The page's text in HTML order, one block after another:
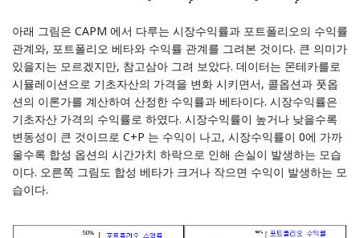
아래 그림은 CAPM 에서 다루는 시장수익률과 포트폴리오의 수익률
관계와, 포트폴리오 베타와 수익률 관계를 그려본 것이다. 큰 의미가
있을지는 모르겠지만, 참고삼아 그려 보았다. 데이터는 몬테카를로
시뮬레이션으로 기초자산의 가격을 변화 시키면서, 콜옵션과 풋옵
션의 이론가를 계산하여 산정한 수익률과 베타이다. 시장수익률은
기초자산 가격의 수익률로 하였다. 시장수익률이 높거나 낮을수록
변동성이 큰 것이므로 C+P 는 수익이 나고, 시장수익률이 0에 가까
울수록 합성 옵션의 시간가치 하락으로 인해 손실이 발생하는 모습
이다. 오른쪽 그림도 합성 베타가 크거나 작으면 수익이 발생하는 모
습이다.